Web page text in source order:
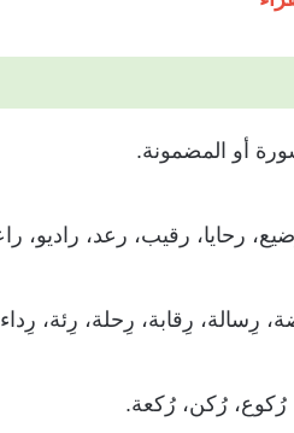
أو المضمونة.
رحايا، رقيب، رعد، راديو،
رِسالة، رِقابة، رِحلة، رِئة،
رُكن، رُكعة.